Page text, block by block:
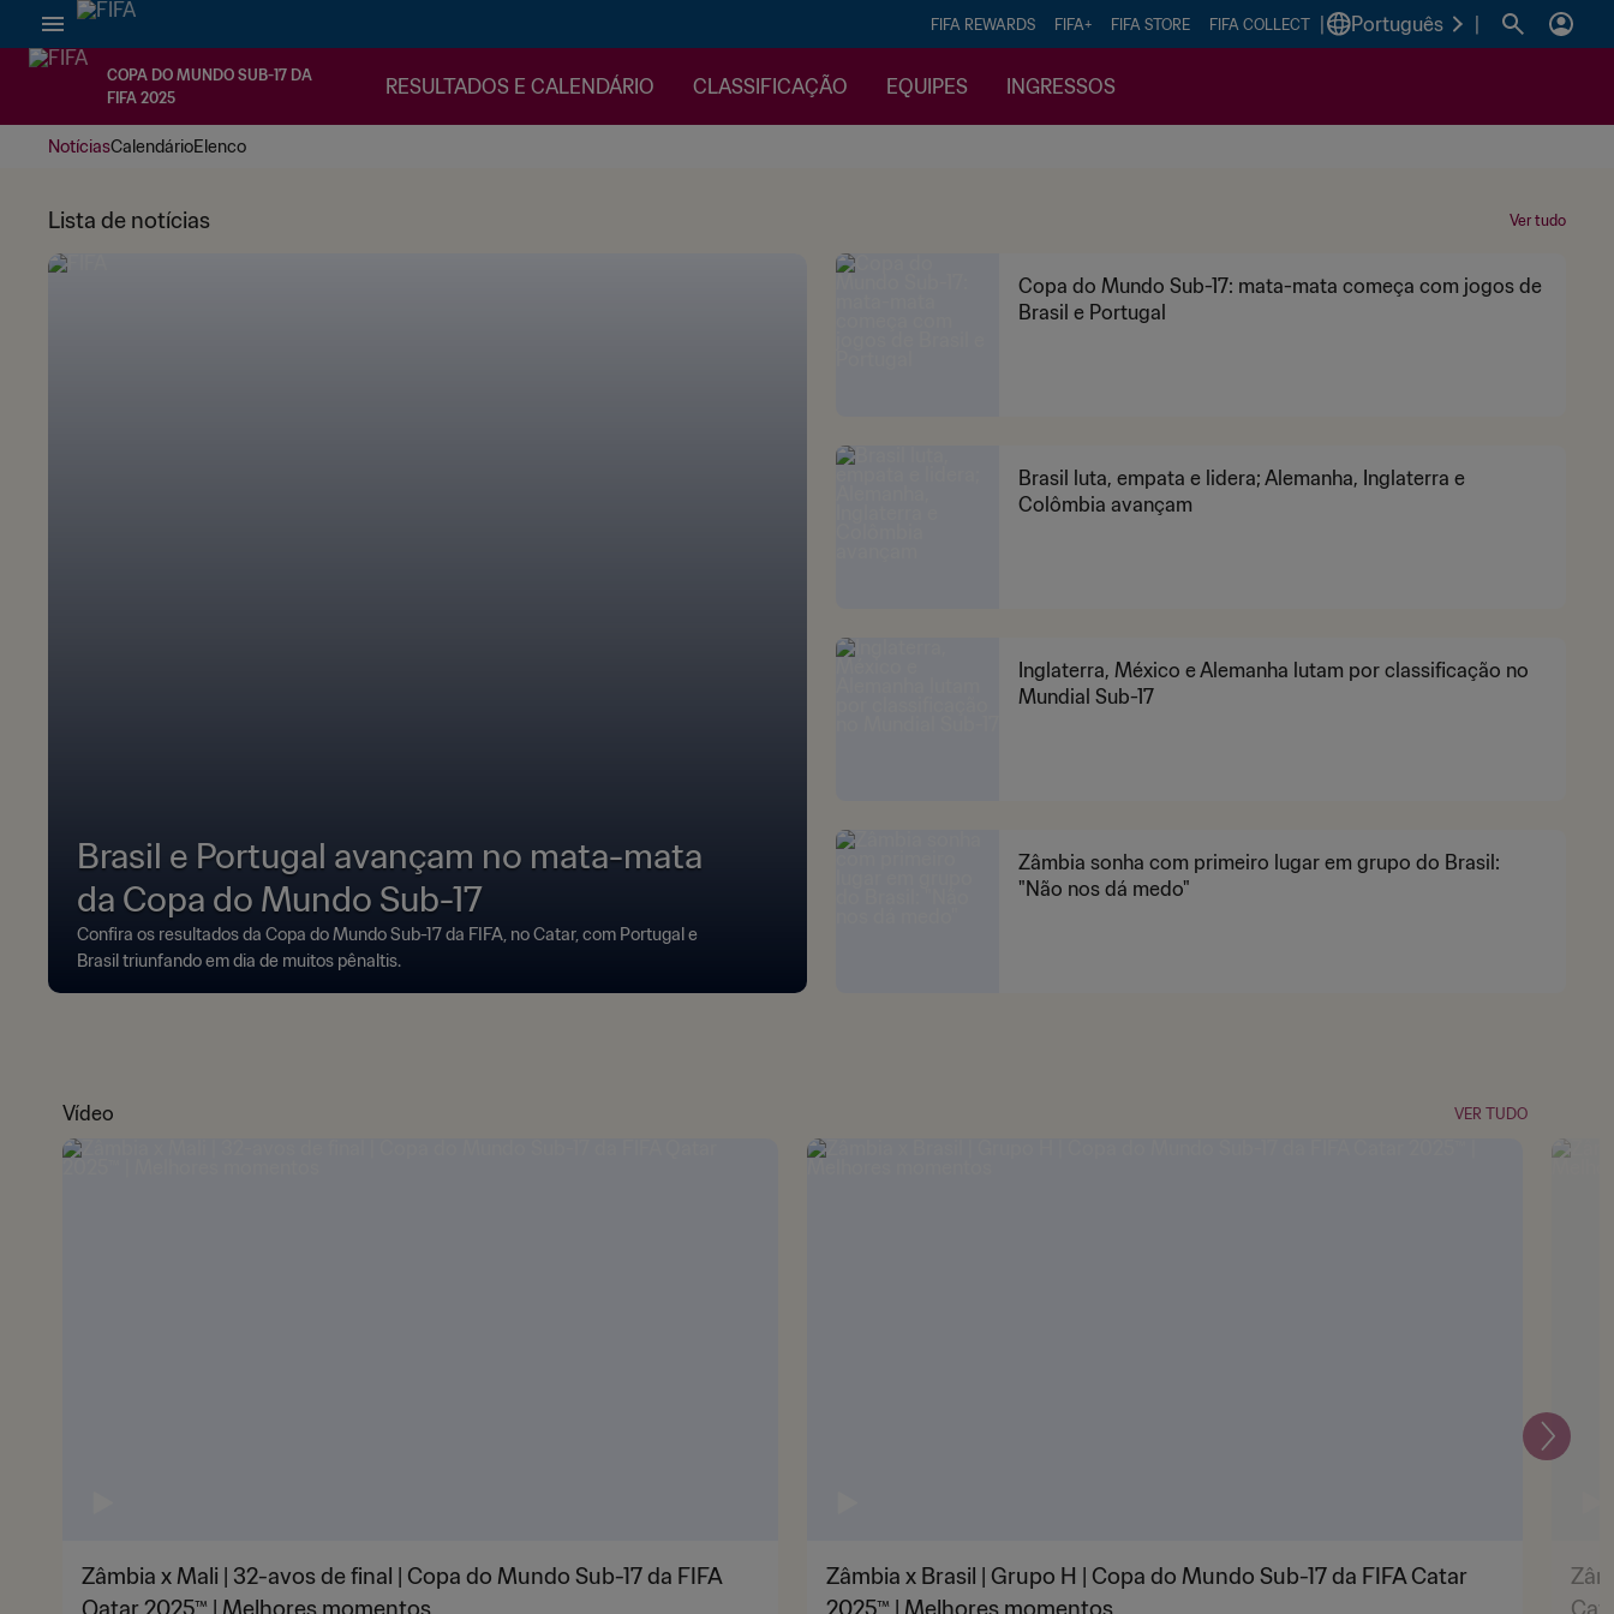
FIFA REWARDS FIFA+ FIFA STORE FIFA COLLECT Português
COPA DO MUNDO SUB-17 DA
FIFA 2025
RESULTADOS E CALENDÁRIO CLASSIFICAÇÃO EQUIPES INGRESSOS
NotíciasCalendárioElenco
Lista de notícias Ver tudo
Brasil e Portugal avançam no mata-mata
da Copa do Mundo Sub-17
Confira os resultados da Copa do Mundo Sub-17 da FIFA, no Catar, com Portugal e
Brasil triunfando em dia de muitos pênaltis.
Copa do Mundo Sub-17: mata-mata começa com jogos de
Brasil e Portugal
Brasil luta, empata e lidera; Alemanha, Inglaterra e
Colômbia avançam
Inglaterra, México e Alemanha lutam por classificação no
Mundial Sub-17
Zâmbia sonha com primeiro lugar em grupo do Brasil:
"Não nos dá medo"
Vídeo VER TUDO
Zâmbia x Mali | 32-avos de final | Copa do Mundo Sub-17 da FIFA
Zâmbia x Brasil | Grupo H | Copa do Mundo Sub-17 da FIFA Catar